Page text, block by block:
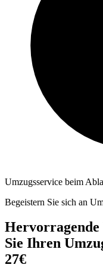
Umzugsservice beim
Begeistern Sie sich an
Hervorragende
Sie Ihren
27€